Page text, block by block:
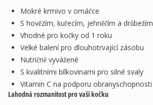
Mokré krmivo v omáčce
S hovězím, kuřecím, jehněčím a drůbežím
Vhodné pro kočky od 1 roku
Velké balení pro dlouhotrvající zásobu
Nutričně vyvážené
S kvalitními bílkovinami pro silné svaly
Vitamin C na podporu obranyschopnosti
Lahodná rozmanitost pro vaši kočku